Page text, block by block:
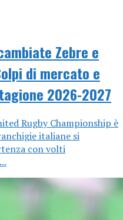
Zebre e
di mercato e
2026-2027
Rugby Championship è
italiane si
con volti